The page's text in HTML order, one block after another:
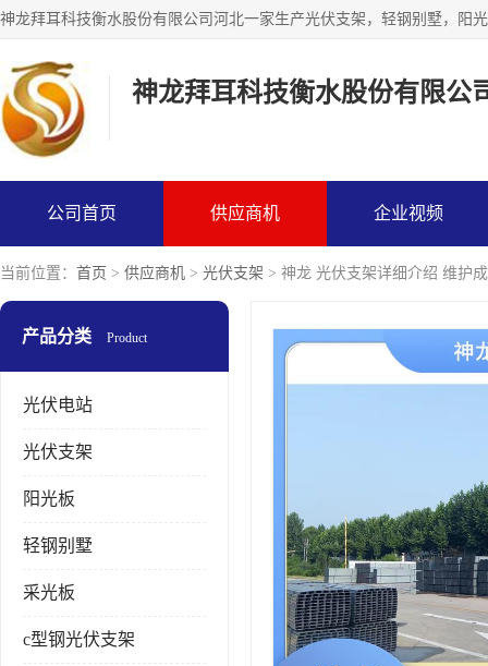
神龙拜耳科技衡水股份有限公
公司首页 供应商机 企业视频
当前位置： 首页 > 供应商机 > 光伏支架 > 神龙 光伏支架详细介绍 维护
产品分类 Product
光伏电站
光伏支架
阳光板
轻钢别墅
采光板
c型钢光伏支架